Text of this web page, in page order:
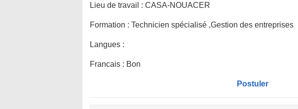
Lieu de travail : CASA-NOUACER
Formation : Technicien spécialisé ,Gestion des entreprises
Langues :
Francais : Bon
Postuler